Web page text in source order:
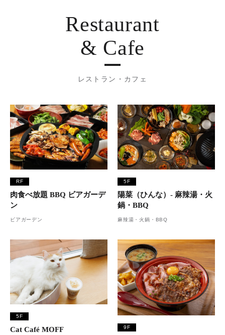
Restaurant
& Cafe
レストラン・カフェ
RF
肉食べ放題 BBQ ビアガーデ
ン
ビアガーデン
5F
陽菜（ひんな）- 麻辣湯・火
鍋・BBQ
麻辣湯・火鍋・BBQ
5F
Cat Café MOFF 9F